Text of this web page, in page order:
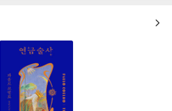
고 있으면서도 지방성을 초월하는 보편적인 문
그가 지대한 영향을 받은 윌리엄 포크너와 아주
한 미국 남부 지방이라는 구체적 공간에 뿌리
포크너가 다루는 문제는 좀더 보편 타당성 있
린다면 '서로 갈등하는 인간 마음의 여러 문